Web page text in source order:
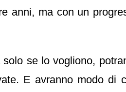
anni, ma con un
se lo vogliono,
E avranno modo